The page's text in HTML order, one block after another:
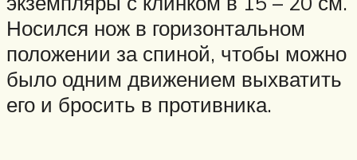
Носился нож в горизонтальном
положении за спиной, чтобы можно
было одним движением выхватить
его и бросить в противника.